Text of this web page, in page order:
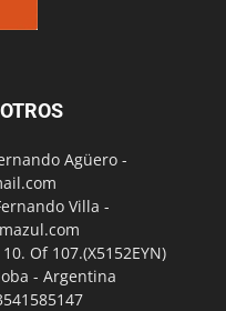
Agüero -
Villa -
Of 107.(X5152EYN)
- Argentina